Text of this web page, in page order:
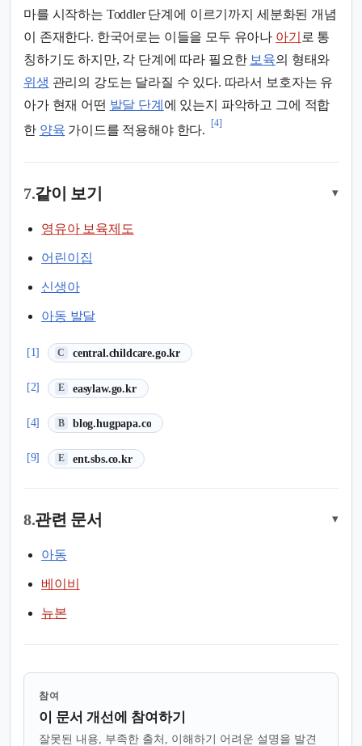
마를 시작하는 Toddler 단계에 이르기까지 세분화된 개념
이 존재한다. 한국어로는 이들을 모두 유아나 아기 로 통
칭하기도 하지만, 각 단계에 따라 필요한 보육의 형태와
위생 관리의 강도는 달라질 수 있다. 따라서 보호자는 유
아가 현재 어떤 발달 단계 에 있는지 파악하고 그에 적합
한 양육 가이드를 적용해야 한다.
[4]
7.같이 보기 ▾
영유아 보육제도
어린이집
신생아
아동 발달
[1] C central.childcare.go.kr
(새 탭에서 열림)
[2] E easylaw.go.kr
(새 탭에서 열림)
[4] B blog.hugpapa.co
(새 탭에서 열림)
[9] E ent.sbs.co.kr
(새 탭에서 열림)
8.관련 문서 ▾
아동
베이비
뉴본
참여
이 문서 개선에 참여하기
잘못된 내용, 부족한 출처, 이해하기 어려운 설명을 발견